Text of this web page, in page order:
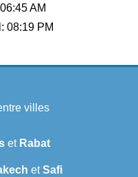
AM
08:19 PM
villes
et Rabat
etSafi